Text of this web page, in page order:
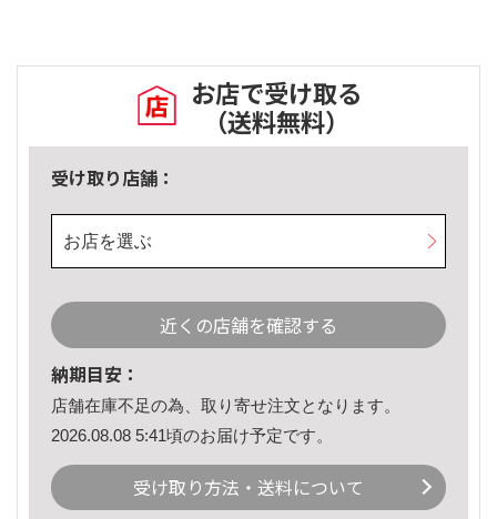
お店で受け取る
（送料無料）
受け取り店舗：
お店を選ぶ
近くの店舗を確認する
納期目安：
店舗在庫不足の為、取り寄せ注文となります。
2026.08.08 5:41頃のお届け予定です。
受け取り方法・送料について